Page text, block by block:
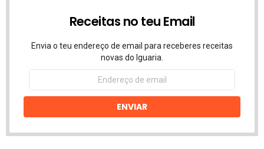
Receitas no teu Email
Envia o teu endereço de email para receberes receitas
novas do Iguaria.
Endereço
email
ENVIAR